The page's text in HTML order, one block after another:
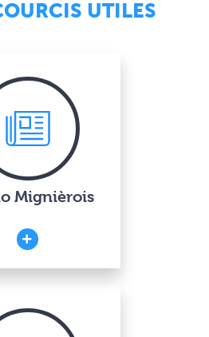
UTILES
Mignièrois